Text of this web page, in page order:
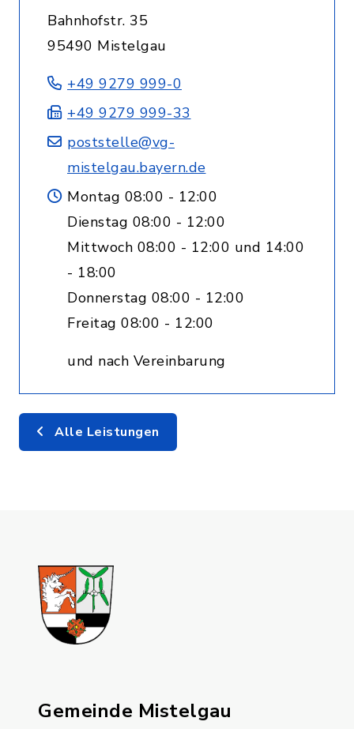
Bahnhofstr. 35
95490 Mistelgau
+49 9279 999-0
+49 9279 999-33
poststelle@vg-
mistelgau.bayern.de
Montag 08:00 - 12:00
Dienstag 08:00 - 12:00
Mittwoch 08:00 - 12:00 und 14:00
- 18:00
Donnerstag 08:00 - 12:00
Freitag 08:00 - 12:00
und nach Vereinbarung
Alle Leistungen
Gemeinde Mistelgau